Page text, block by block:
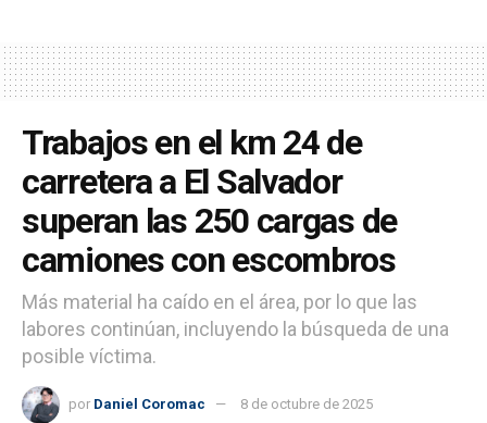
Trabajos en el km 24 de
carretera a El Salvador
superan las 250 cargas de
camiones con escombros
Más material ha caído en el área, por lo que las
labores continúan, incluyendo la búsqueda de una
posible víctima.
por Daniel Coromac 8 de octubre de 2025